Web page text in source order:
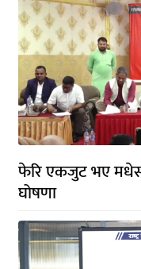
फेरि एकजुट भए मधेस
घोषणा